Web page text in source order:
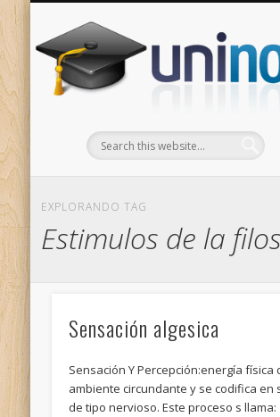
EXPLORANDO TAG
Estimulos de la
Sensación algesica
Sensación Y Percepción:energía física
ambiente circundante y se codifica en
de tipo nervioso. Este proceso s llama: